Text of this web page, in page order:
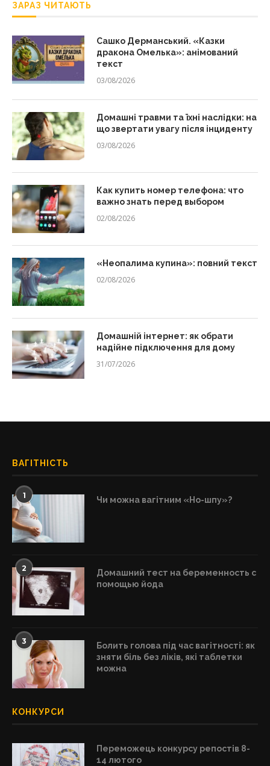
ЗАРАЗ ЧИТАЮТЬ
Сашко Дерманський. «Казки
дракона Омелька»: анімований
текст
03/08/2026
Домашні травми та їхні наслідки: на
що звертати увагу після інциденту
03/08/2026
Как купить номер телефона: что
важно знать перед выбором
02/08/2026
«Неопалима купина»: повний текст
02/08/2026
Домашній інтернет: як обрати
надійне підключення для дому
31/07/2026
ВАГІТНІСТЬ
1 Чи можна вагітним «Но-шпу»?
2
Домашний тест на беременность с
помощью йода
3
Болить голова під час вагітності: як
зняти біль без ліків, які таблетки
можна
КОНКУРСИ
Переможець конкурсу репостів 8-
14 лютого